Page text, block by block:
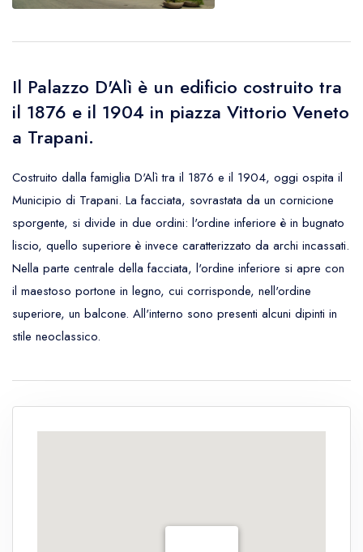
Il Palazzo D'Alì è un edificio costruito tra
il 1876 e il 1904 in piazza Vittorio Veneto
a Trapani.
Costruito dalla famiglia D'Alì tra il 1876 e il 1904, oggi ospita il
Municipio di Trapani. La facciata, sovrastata da un cornicione
sporgente, si divide in due ordini: l'ordine inferiore è in bugnato
liscio, quello superiore è invece caratterizzato da archi incassati.
Nella parte centrale della facciata, l'ordine inferiore si apre con
il maestoso portone in legno, cui corrisponde, nell'ordine
superiore, un balcone. All'interno sono presenti alcuni dipinti in
stile neoclassico.